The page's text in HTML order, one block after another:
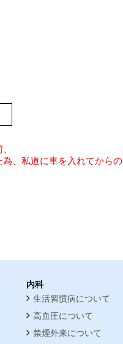
、私道に車を入れてからの
内科
生活習慣病について
高血圧について
禁煙外来について